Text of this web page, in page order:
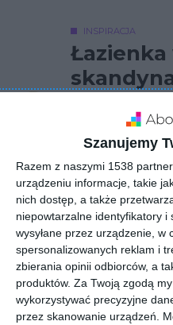
Szanujemy
Razem z naszymi 1538
urządzeniu informacje, takie
nich dostęp, a także
niepowtarzalne identyfikatory i
wysyłane przez urządzenie, w
spersonalizowanych reklam i
zbierania opinii odbiorców, a
produktów. Za Twoją zgodą
wykorzystywać precyzyjne
przez skanowanie urządzeń.
INSPIRACJA
oraz
Projekt łazienki w stylu
prostokątnym lustrem oraz
AUTOR:DomiDesign Studio
DODAJ DO ULUBIONYCH
UDOSTĘPNIJ